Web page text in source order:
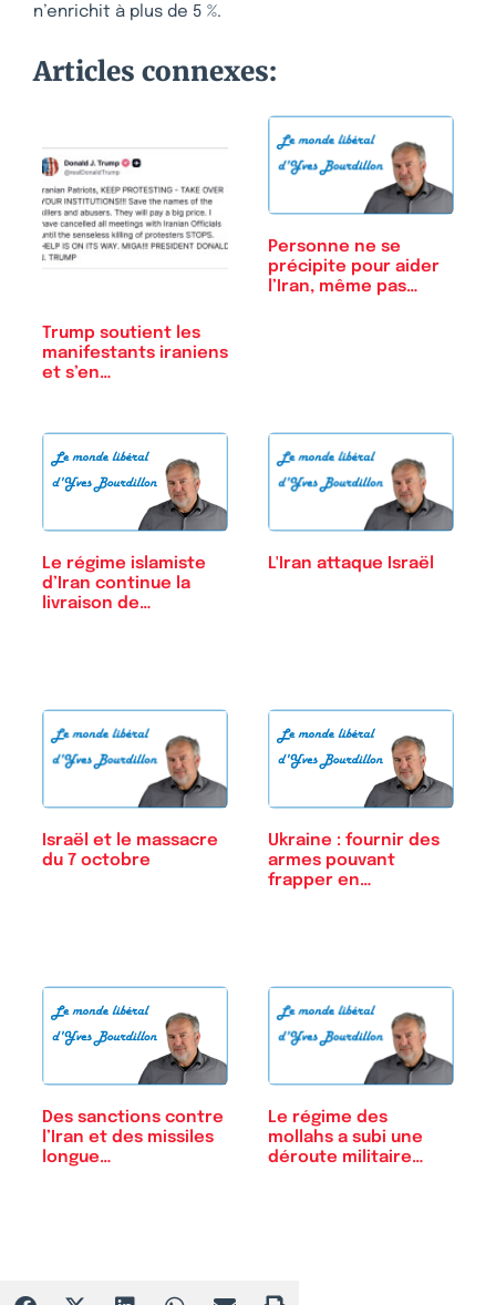
n’enrichit à plus de 5 %.
Articles connexes:
Trump soutient les
manifestants iraniens
et s’en…
Personne ne se
précipite pour aider
l’Iran, même pas…
Le régime islamiste
d’Iran continue la
livraison de…
L'Iran attaque Israël
Israël et le massacre
du 7 octobre
Ukraine : fournir des
armes pouvant
frapper en…
Des sanctions contre
l’Iran et des missiles
longue…
Le régime des
mollahs a subi une
déroute militaire…